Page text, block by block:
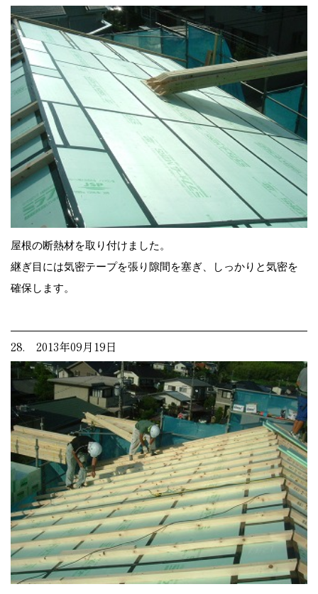
屋根の断熱材を取り付けました。
継ぎ目には気密テープを張り隙間を塞ぎ、しっかりと気密を
確保します。
28. 2013年09月19日